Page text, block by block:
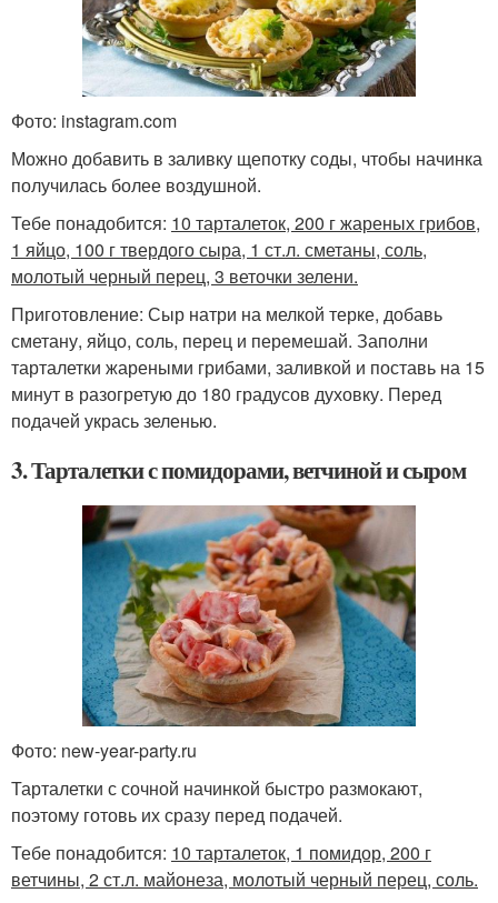
Фото: instagram.com
Можно добавить в заливку щепотку соды, чтобы начинка
получилась более воздушной.
Тебе понадобится: 10 тарталеток, 200 г жареных грибов,
1 яйцо, 100 г твердого сыра, 1 ст.л. сметаны, соль,
молотый черный перец, 3 веточки зелени.
Приготовление: Сыр натри на мелкой терке, добавь
сметану, яйцо, соль, перец и перемешай. Заполни
тарталетки жареными грибами, заливкой и поставь на 15
минут в разогретую до 180 градусов духовку. Перед
подачей укрась зеленью.
3. Тарталетки с помидорами, ветчиной и сыром
Фото: new-year-party.ru
Тарталетки с сочной начинкой быстро размокают,
поэтому готовь их сразу перед подачей.
Тебе понадобится: 10 тарталеток, 1 помидор, 200 г
ветчины, 2 ст.л. майонеза, молотый черный перец, соль.